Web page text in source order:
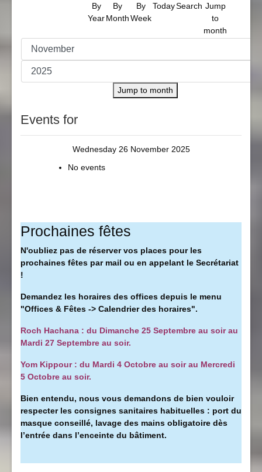
By
Year
By
Month
By
Week
TodaySearch Jump
to
month
Jump to month
Events for
Wednesday 26 November 2025
No events
Prochaines fêtes
N'oubliez pas de réserver vos places pour les
prochaines fêtes par mail ou en appelant le Secrétariat
!
Demandez les horaires des offices depuis le menu
"Offices & Fêtes -> Calendrier des horaires".
Roch Hachana : du Dimanche 25 Septembre au soir au
Mardi 27 Septembre au soir.
Yom Kippour : du Mardi 4 Octobre au soir au Mercredi
5 Octobre au soir.
Bien entendu, nous vous demandons de bien vouloir
respecter les consignes sanitaires habituelles : port du
masque conseillé, lavage des mains obligatoire dès
l’entrée dans l’enceinte du bâtiment.